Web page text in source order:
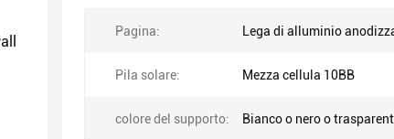
Pagina: Lega di alluminio
Pila solare: Mezza cellula 10BB
colore del supporto: Bianco o nero o